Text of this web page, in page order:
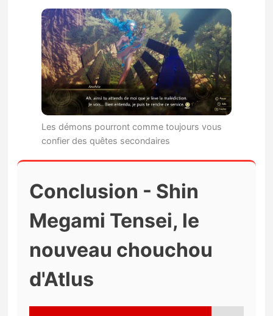
Les démons pourront comme toujours vous
confier des quêtes secondaires
Conclusion - Shin
Megami Tensei, le
nouveau chouchou
d'Atlus